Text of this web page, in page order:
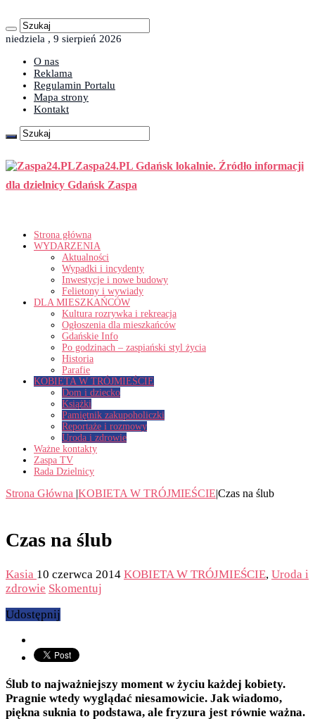
niedziela , 9 sierpień 2026
O nas
Reklama
Regulamin Portalu
Mapa strony
Kontakt
Zaspa24.PL Gdańsk lokalnie. Źródło informacji
dla dzielnicy Gdańsk Zaspa
Strona główna
WYDARZENIA
Aktualności
Wypadki i incydenty
Inwestycje i nowe budowy
Felietony i wywiady
DLA MIESZKAŃCÓW
Kultura rozrywka i rekreacja
Ogłoszenia dla mieszkańców
Gdańskie Info
Po godzinach – zaspiański styl życia
Historia
Parafie
KOBIETA W TRÓJMIEŚCIE
Dom i dziecko
Książki
Pamiętnik zakupoholiczki
Reportaże i rozmowy
Uroda i zdrowie
Ważne kontakty
Zaspa TV
Rada Dzielnicy
Strona Główna |KOBIETA W TRÓJMIEŚCIE|Czas na ślub
Czas na ślub
Kasia 10 czerwca 2014 KOBIETA W TRÓJMIEŚCIE, Uroda i
zdrowie Skomentuj
Udostępnij
Ślub to najważniejszy moment w życiu każdej kobiety.
Pragnie wtedy wyglądać niesamowicie. Jak wiadomo,
piękna suknia to podstawa, ale fryzura jest równie ważna.